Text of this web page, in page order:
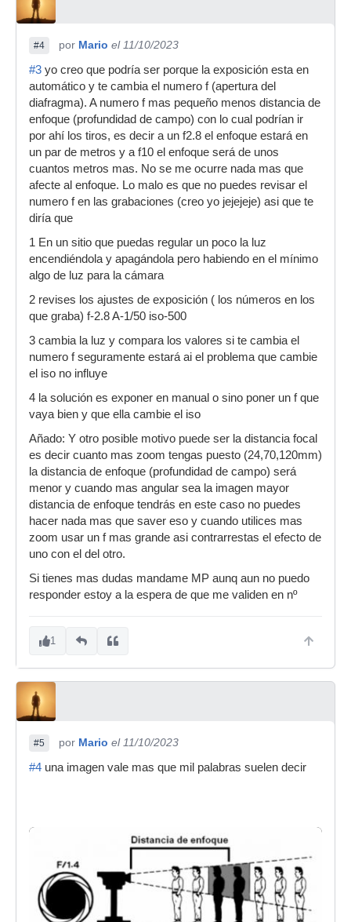
#4 por Mario el 11/10/2023
#3 yo creo que podría ser porque la exposición esta en
automático y te cambia el numero f (apertura del
diafragma). A numero f mas pequeño menos distancia de
enfoque (profundidad de campo) con lo cual podrían ir
por ahí los tiros, es decir a un f2.8 el enfoque estará en
un par de metros y a f10 el enfoque será de unos
cuantos metros mas. No se me ocurre nada mas que
afecte al enfoque. Lo malo es que no puedes revisar el
numero f en las grabaciones (creo yo jejejeje) asi que te
diría que
1 En un sitio que puedas regular un poco la luz
encendiéndola y apagándola pero habiendo en el mínimo
algo de luz para la cámara
2 revises los ajustes de exposición ( los números en los
que graba) f-2.8 A-1/50 iso-500
3 cambia la luz y compara los valores si te cambia el
numero f seguramente estará ai el problema que cambie
el iso no influye
4 la solución es exponer en manual o sino poner un f que
vaya bien y que ella cambie el iso
Añado: Y otro posible motivo puede ser la distancia focal
es decir cuanto mas zoom tengas puesto (24,70,120mm)
la distancia de enfoque (profundidad de campo) será
menor y cuando mas angular sea la imagen mayor
distancia de enfoque tendrás en este caso no puedes
hacer nada mas que saver eso y cuando utilices mas
zoom usar un f mas grande asi contrarrestas el efecto de
uno con el del otro.
Si tienes mas dudas mandame MP aunq aun no puedo
responder estoy a la espera de que me validen en nº
1
#5 por Mario el 11/10/2023
#4 una imagen vale mas que mil palabras suelen decir